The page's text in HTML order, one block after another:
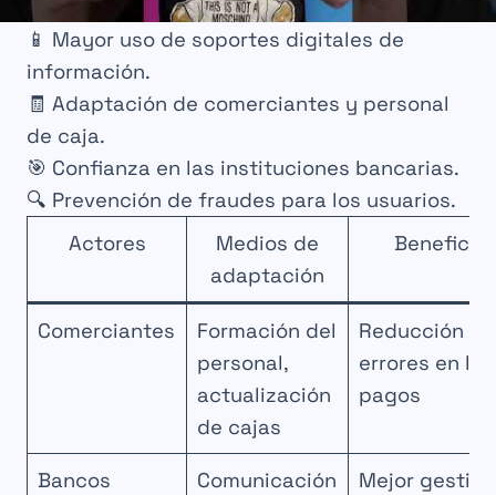
de los billetes
.
📱 Mayor uso de soportes digitales de
información.
🧾 Adaptación de comerciantes y personal
de caja.
🎯 Confianza en las instituciones bancarias.
🔍 Prevención de fraudes para los usuarios.
Actores
Medios de
adaptación
Comerciantes
Formación del
personal,
actualización
de cajas
Reducción de
errores en los
pagos
Bancos
Comunicación
Mejor